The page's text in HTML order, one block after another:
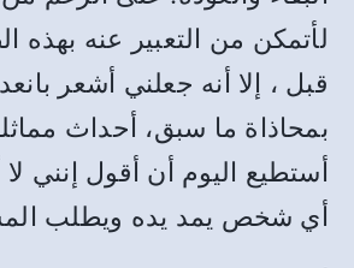
لأتمكن من التعبير عنه بهذه
قبل ، إلا أنه جعلني أشعر
بمحاذاة ما سبق، أحداث
أستطيع اليوم أن أقول إنني
أي شخص يمد يده ويطلب